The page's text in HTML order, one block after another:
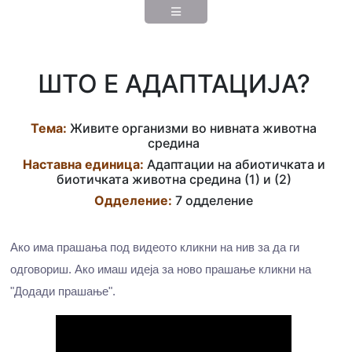
ШТО Е АДАПТАЦИЈА?
Тема: Живите организми во нивната животна
средина
Наставна eдиница: Адаптации на абиотичката и
биотичката животна средина (1) и (2)
Одделение: 7 одделение
Ако има прашања под видеото кликни на нив за да ги
одговориш. Ако имаш идеја за ново прашање кликни на
"Додади прашање".